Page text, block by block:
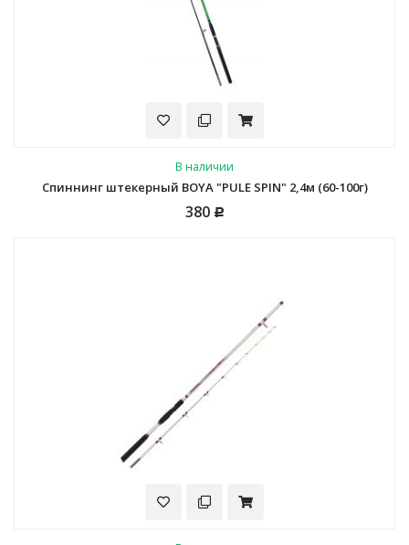
В наличии
Спиннинг штекерный BOYA "PULE SPIN" 2,4м (60-100г)
380 Р